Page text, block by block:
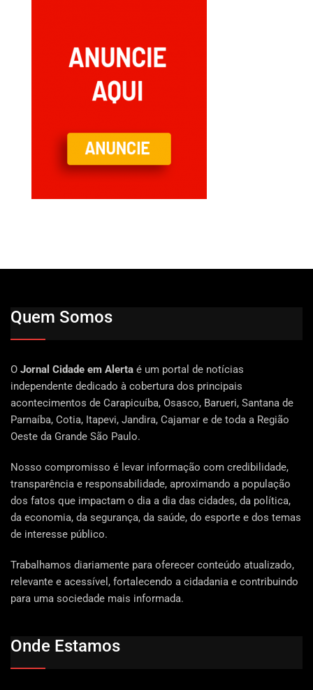
Quem Somos
O Jornal Cidade em Alerta é um portal de notícias
independente dedicado à cobertura dos principais
acontecimentos de Carapicuíba, Osasco, Barueri, Santana de
Parnaíba, Cotia, Itapevi, Jandira, Cajamar e de toda a Região
Oeste da Grande São Paulo.
Nosso compromisso é levar informação com credibilidade,
transparência e responsabilidade, aproximando a população
dos fatos que impactam o dia a dia das cidades, da política,
da economia, da segurança, da saúde, do esporte e dos temas
de interesse público.
Trabalhamos diariamente para oferecer conteúdo atualizado,
relevante e acessível, fortalecendo a cidadania e contribuindo
para uma sociedade mais informada.
Onde Estamos